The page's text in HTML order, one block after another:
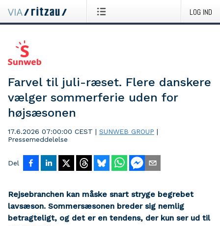
LOG IND
Farvel til juli-ræset. Flere danskere
vælger sommerferie uden for
højsæsonen
17.6.2026 07:00:00 CEST | SUNWEB GROUP |
Pressemeddelelse
Del
Rejsebranchen kan måske snart stryge begrebet
lavsæson. Sommersæsonen breder sig nemlig
betragteligt, og det er en tendens, der kun ser ud til